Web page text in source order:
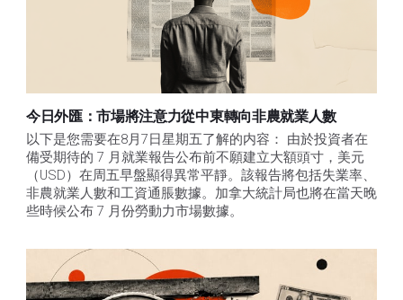
今日外匯：市場將注意力從中東轉向非農就業人數
以下是您需要在8月7日星期五了解的内容： 由於投資者在
備受期待的 7 月就業報告公布前不願建立大額頭寸，美元
（USD）在周五早盤顯得異常平靜。該報告將包括失業率、
非農就業人數和工資通脹數據。加拿大統計局也將在當天晚
些時候公布 7 月份勞動力市場數據。